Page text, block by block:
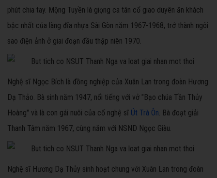
phút chia tay. Mộng Tuyền là giọng ca tân cổ giao duyên ăn khách
bậc nhất của làng đĩa nhựa Sài Gòn năm 1967-1968, trở thành ngôi
sao điện ảnh ở giai đoạn đầu thập niên 1970.
Nghệ sĩ Ngọc Bích là đồng nghiệp của Xuân Lan trong đoàn Hương
Dạ Thảo. Bà sinh năm 1947, nổi tiếng với vở "Bạo chúa Tần Thủy
Hoàng" và là con gái nuôi của cố nghệ sĩ Út Trà Ôn. Bà đoạt giải
Thanh Tâm năm 1967, cùng năm với NSND Ngọc Giàu.
Nghệ sĩ Hương Dạ Thủy sinh hoạt chung với Xuân Lan trong đoàn